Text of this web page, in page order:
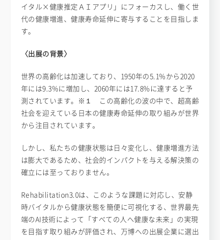
イタル×健康推定ＡＩアプリ」にフォーカスし、働く世
代の健康増進、健康寿命延伸に寄与することを目指しま
す。
〈出展の背景 〉
世界の高齢化は加速しており、1950年の5.1%から2020
年には9.3%に増加し、2060年には17.8%に達すると予
測されています。※１ この高齢化の波の中で、超高齢
社会を迎えている日本の健康寿命延伸の取り組みが世界
から注目されています。
しかし、私たちの健康状態は日々変化し、健康増進方法
は膨大であるため、社会的インパクトを与える解決策の
確立には至っておりません。
Rehabilitation3.0は、このような課題に対応し、安静
時バイタルから健康状態を簡便に可視化する、世界最先
端のAI技術によって「すべての人へ健康な未来」の実現
を目指す取り組みが評価され、万博への出展企業に選出